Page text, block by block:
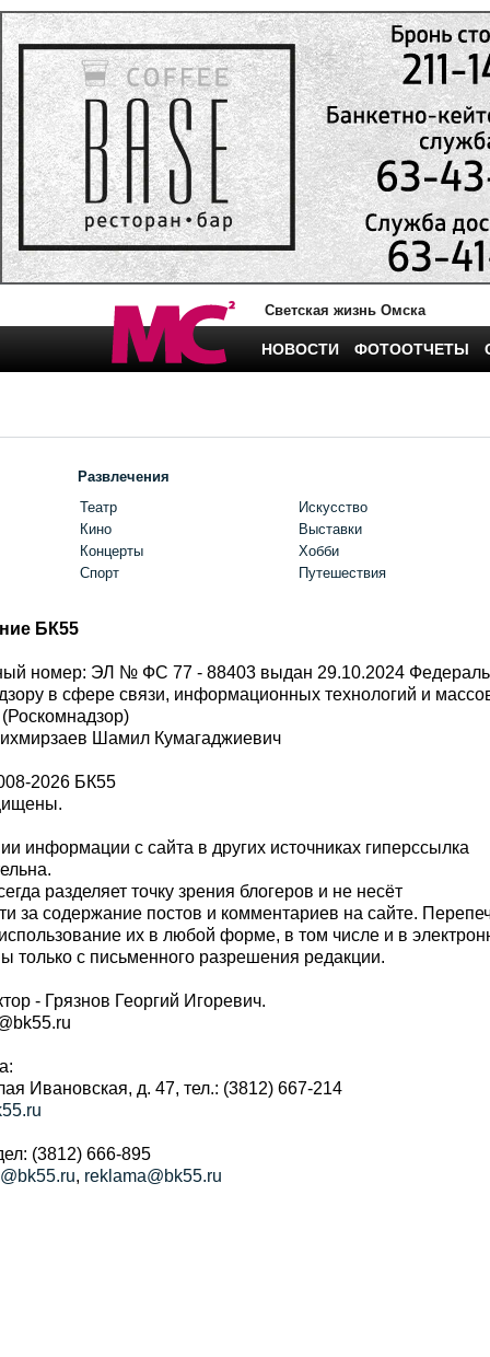
Светская жизнь Омска
НОВОСТИ ФОТООТЧЕТЫ
Развлечения
Театр
Кино
Концерты
Спорт
Искусство
Выставки
Хобби
Путешествия
БК55
номер: ЭЛ № ФС 77 - 88403 выдан 29.10.2024
в сфере связи, информационных технологий и
Шамил Кумагаджиевич
2026 БК55
информации с сайта в других источниках гиперссылка
разделяет точку зрения блогеров и не несёт
за содержание постов и комментариев на сайте.
их в любой форме, в том числе и в
с письменного разрешения редакции.
- Грязнов Георгий Игоревич.
Ивановская, д. 47, тел.: (3812) 667-214
(3812) 666-895
, reklama@bk55.ru